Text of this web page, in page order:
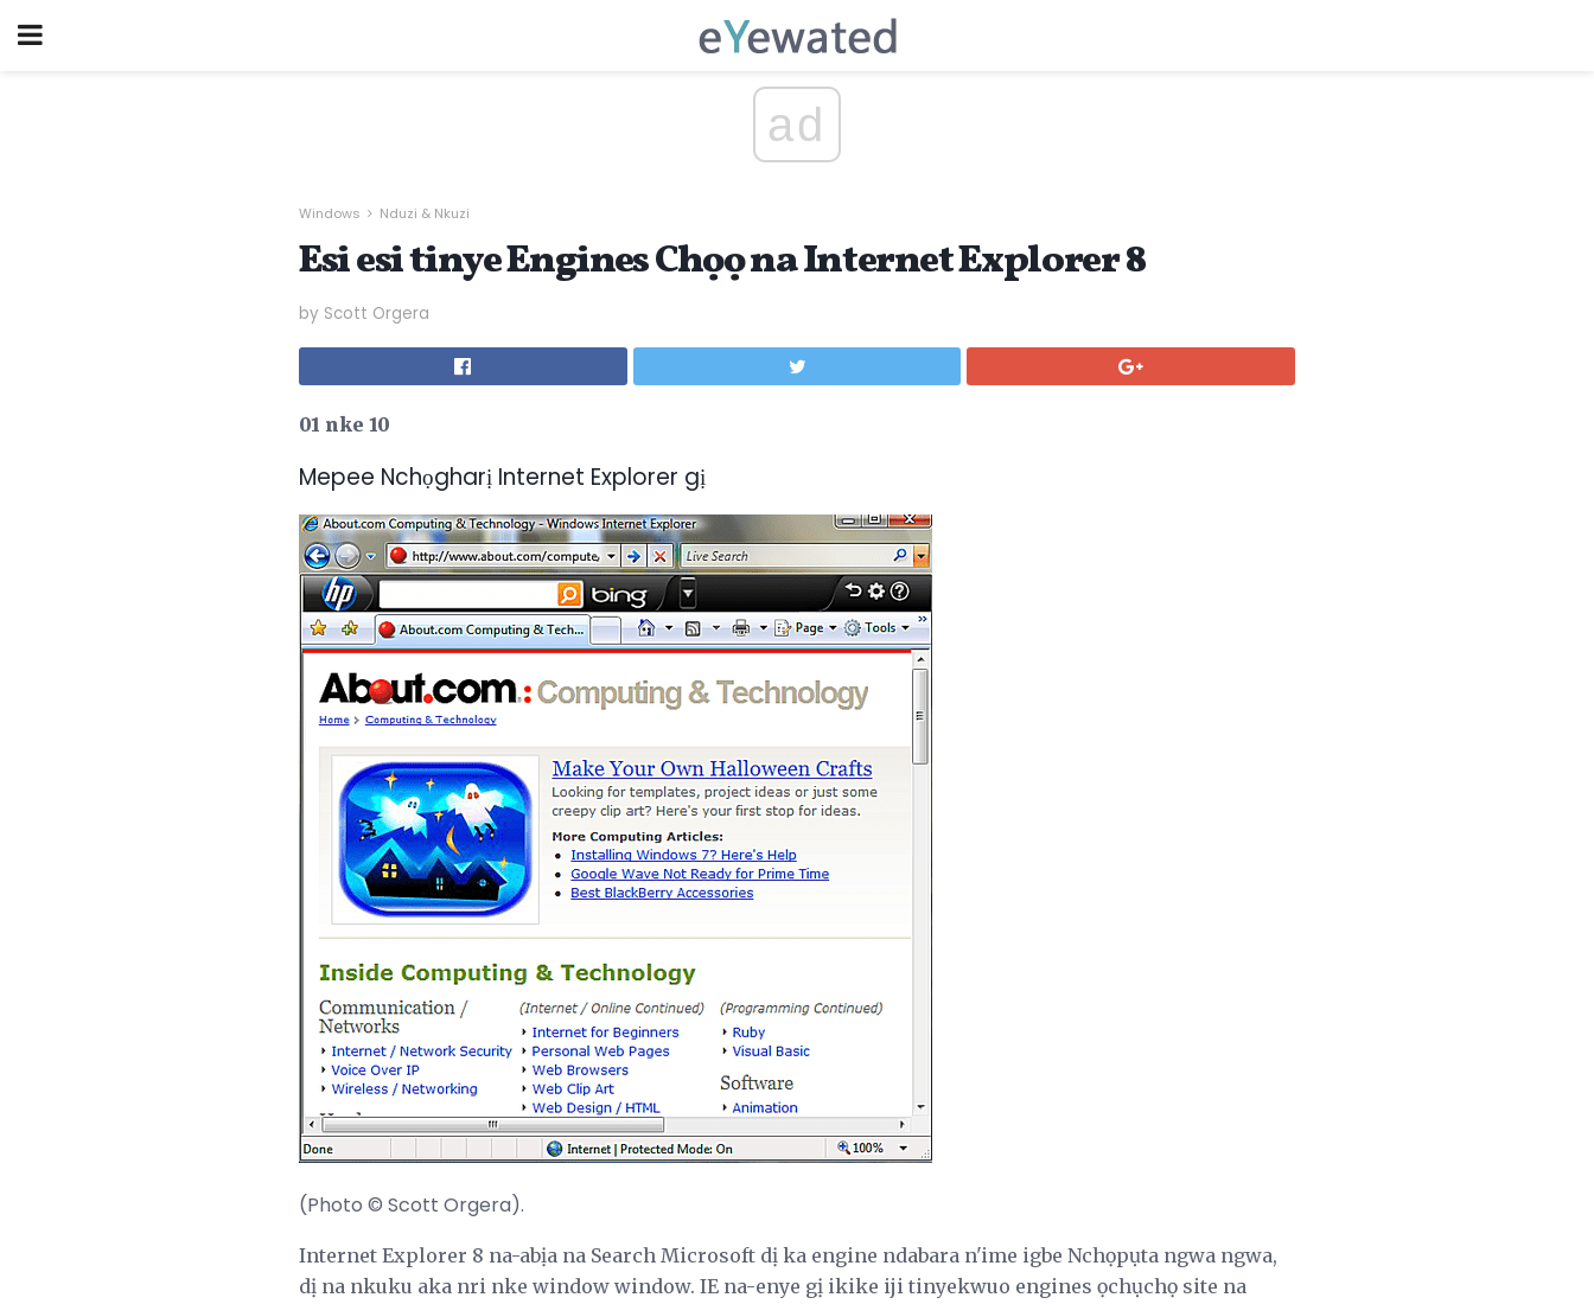
ad
Windows Nduzi & Nkuzi
Esi esi tinye Engines Chọọ na Internet Explorer 8
by Scott Orgera
01 nke 10
Mepee Nchọgharị Internet Explorer gị
(Photo © Scott Orgera).
Internet Explorer 8 na-abịa na Search Microsoft dị ka engine ndabara n'ime igbe Nchọpụta ngwa ngwa,
dị na nkuku aka nri nke window window. IE na-enye gị ikike iji tinyekwuo engines ọchụchọ site na